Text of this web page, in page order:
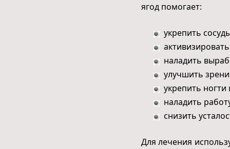
ягод помогает:
укрепить
наладить
улучшить
укрепить
наладить
снизить
Для лечения